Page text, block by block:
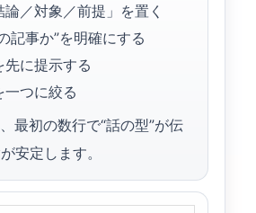
論／対象／前提」を置く
記事か”を明確にする
先に提示する
一つに絞る
最初の数行で“話の型”が伝
安定します。